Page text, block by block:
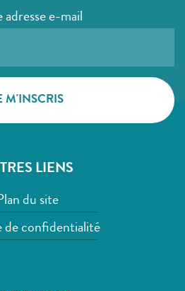
adresse e-mail
LIENS
du site
de confidentialité